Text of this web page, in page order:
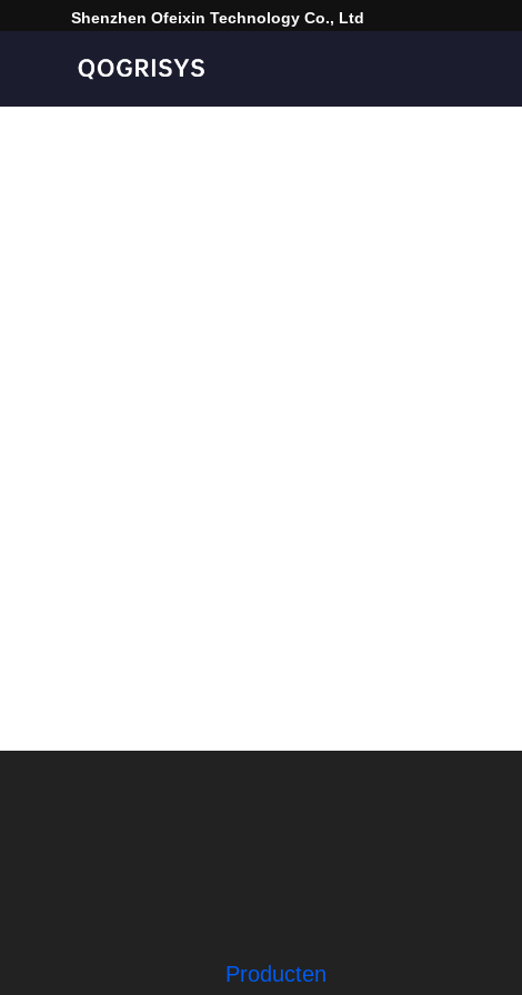
Shenzhen Ofeixin Technology Co., Ltd
Producten